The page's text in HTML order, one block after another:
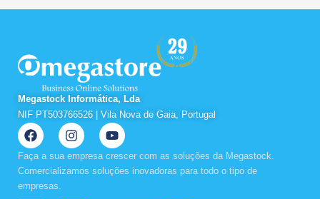
Megastock Informática, Lda
NIF PT503766526 | Vila Nova de Gaia, Portugal
F
a
c
e
o
I
n
s
t
Y
o
u
t
u
Faça a sua empresa crescer com as soluções da Megastock.
Comercializamos soluções inovadoras para todo o tipo de
empresas.